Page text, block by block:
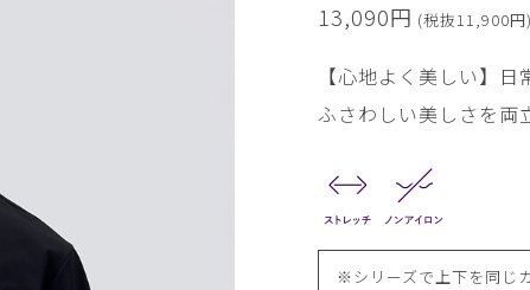
13,090円 (税抜11,900円)
【心地よく美しい】
ふさわしい美しさを両
※シリーズで上下を同じ